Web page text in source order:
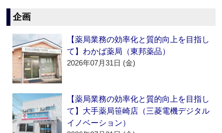
企画
【薬局業務の効率化と質的向上を目指し
て】わかば薬局（東邦薬品）
2026年07月31日 (金)
【薬局業務の効率化と質的向上を目指し
て】大手薬局笹崎店（三菱電機デジタル
イノベーション）